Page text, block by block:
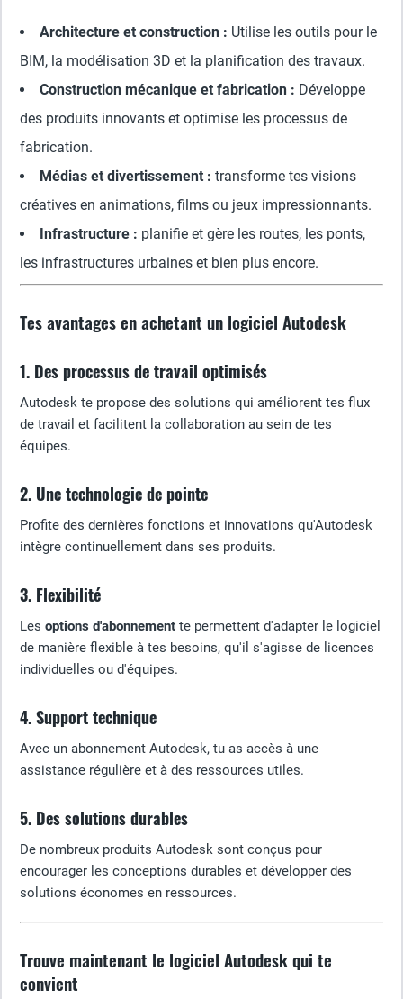
Architecture et construction : Utilise les outils pour le
BIM, la modélisation 3D et la planification des travaux.
Construction mécanique et fabrication : Développe
des produits innovants et optimise les processus de
fabrication.
Médias et divertissement : transforme tes visions
créatives en animations, films ou jeux impressionnants.
Infrastructure : planifie et gère les routes, les ponts,
les infrastructures urbaines et bien plus encore.
Tes avantages en achetant un logiciel Autodesk
1. Des processus de travail optimisés
Autodesk te propose des solutions qui améliorent tes flux
de travail et facilitent la collaboration au sein de tes
équipes.
2. Une technologie de pointe
Profite des dernières fonctions et innovations qu'Autodesk
intègre continuellement dans ses produits.
3. Flexibilité
Les options d'abonnement te permettent d'adapter le logiciel
de manière flexible à tes besoins, qu'il s'agisse de licences
individuelles ou d'équipes.
4. Support technique
Avec un abonnement Autodesk, tu as accès à une
assistance régulière et à des ressources utiles.
5. Des solutions durables
De nombreux produits Autodesk sont conçus pour
encourager les conceptions durables et développer des
solutions économes en ressources.
Trouve maintenant le logiciel Autodesk qui te
convient